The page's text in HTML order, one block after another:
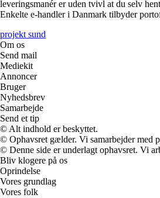
leveringsmanér er uden tvivl at du selv
Enkelte e-handler i Danmark tilbyder
projekt sund
Om os
Send mail
Mediekit
Annoncer
Bruger
Nyhedsbrev
Samarbejde
Send et tip
© Alt indhold er beskyttet.
© Ophavsret gælder. Vi samarbejder med
© Denne side er underlagt ophavsret. Vi
Bliv klogere på os
Oprindelse
Vores grundlag
Vores folk